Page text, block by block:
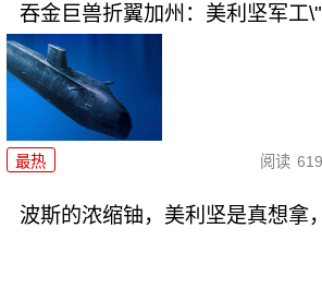
吞金巨兽折翼加州：美利坚军工
最热 阅读
波斯的浓缩铀，美利坚是真想拿